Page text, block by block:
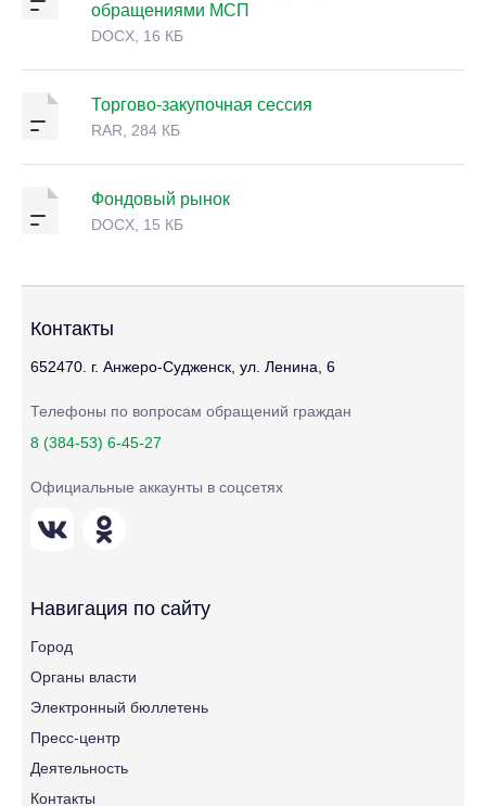
обращениями МСП
DOCX, 16 КБ
Торгово-закупочная сессия
RAR, 284 КБ
Фондовый рынок
DOCX, 15 КБ
Контакты
652470. г. Анжеро-Судженск, ул. Ленина, 6
Телефоны по вопросам обращений граждан
8 (384-53) 6-45-27
Официальные аккаунты в соцсетях
Навигация по сайту
Город
Органы власти
Электронный бюллетень
Пресс-центр
Деятельность
Контакты